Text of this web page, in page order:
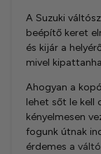
A Suzuki
beépítő keret
és kijár a
mivel
Ahogyan a
lehet sőt le kell
kényelmesen
fogunk útnak
érdemes a